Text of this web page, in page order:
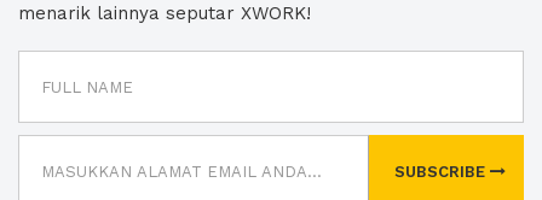
menarik lainnya seputar XWORK!
SUBSCRIBE